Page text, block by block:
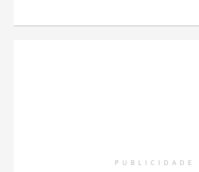
PUBLICIDADE